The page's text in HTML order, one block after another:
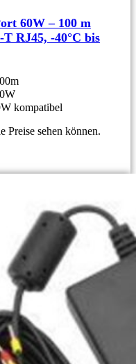
60W – 100 m
RJ45, -40°C bis
kompatibel
Preise sehen können.